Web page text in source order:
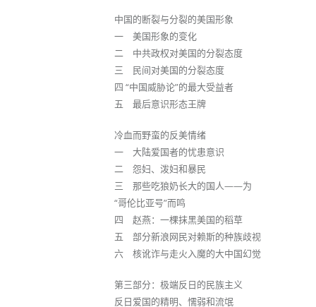
中国的断裂与分裂的美国形象
一 美国形象的变化
二 中共政权对美国的分裂态度
三 民间对美国的分裂态度
四 “中国威胁论”的最大受益者
五 最后意识形态王牌
冷血而野蛮的反美情绪
一 大陆爱国者的忧患意识
二 怨妇、泼妇和暴民
三 那些吃狼奶长大的国人——为
“哥伦比亚号”而鸣
四 赵燕：一棵抹黑美国的稻草
五 部分新浪网民对赖斯的种族歧视
六 核讹诈与走火入魔的大中国幻觉
第三部分：极端反日的民族主义
反日爱国的精明、懦弱和流氓